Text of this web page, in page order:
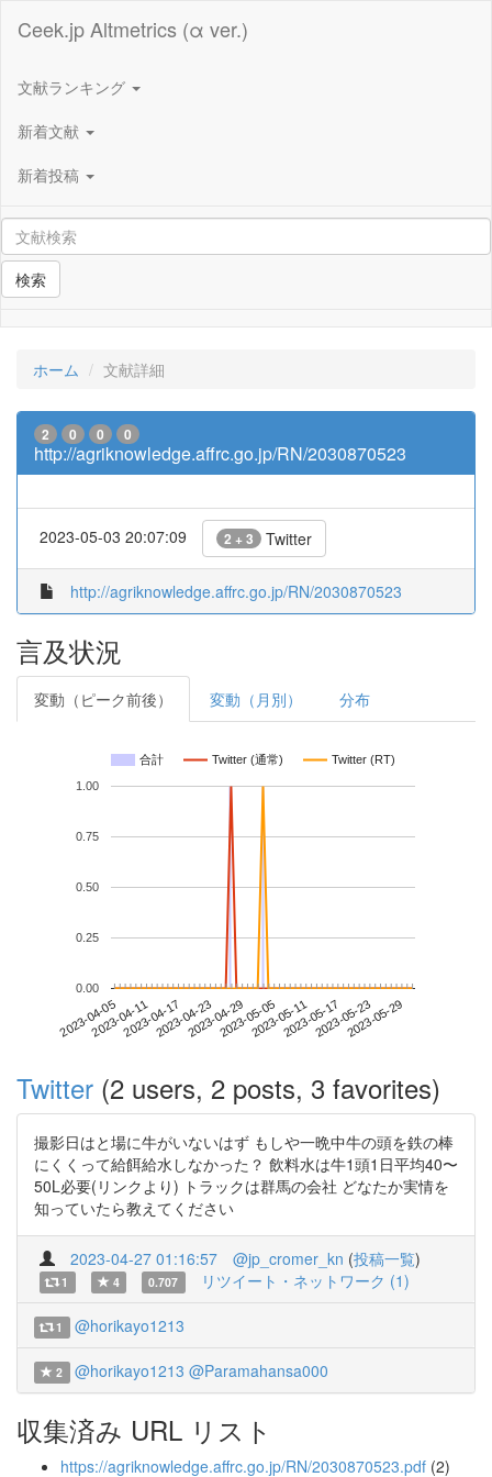
Ceek.jp Altmetrics (α ver.)
文献ランキング
新着文献
新着投稿
検索
ホーム 文献詳細
2 0 0 0
http://agriknowledge.affrc.go.jp/RN/2030870523
2023-05-03 20:07:09 2 + 3 Twitter
http://agriknowledge.affrc.go.jp/RN/2030870523
言及状況
変動（ピーク前後） 変動（月別） 分布
合計 Twitter (通常) Twitter (RT)
2023-04-052023-04-112023-04-172023-04-232023-04-292023-05-052023-05-112023-05-172023-05-232023-05-29
0.00
0.25
0.50
0.75
1.00
Twitter (2 users, 2 posts, 3 favorites)
撮影日はと場に牛がいないはず もしや一晩中牛の頭を鉄の棒
にくくって給餌給水しなかった？ 飲料水は牛1頭1日平均40〜
50L必要(リンクより) トラックは群馬の会社 どなたか実情を
知っていたら教えてください
2023-04-27 01:16:57 @jp_cromer_kn (投稿一覧)
1 4 0.707 リツイート・ネットワーク (1)
1 @horikayo1213
2 @horikayo1213 @Paramahansa000
収集済み URL リスト
https://agriknowledge.affrc.go.jp/RN/2030870523.pdf (2)